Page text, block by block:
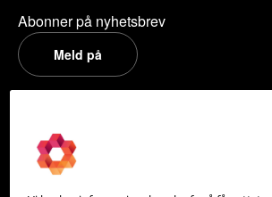
Abonner på nyhetsbrev
Meld på
Om oss
Partneroversikt